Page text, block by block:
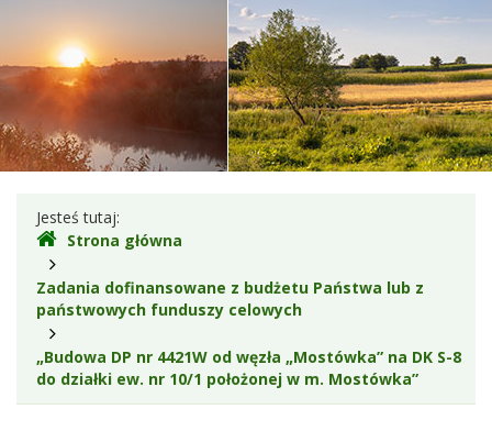
działki
ew.
nr
10/1
położonej
m.
Mostówka”
Gdzie
jesteśmy
Jesteś tutaj:
Strona główna
Zadania dofinansowane z budżetu Państwa lub z
państwowych funduszy celowych
„Budowa DP nr 4421W od węzła „Mostówka” na DK S-8
do działki ew. nr 10/1 położonej w m. Mostówka”